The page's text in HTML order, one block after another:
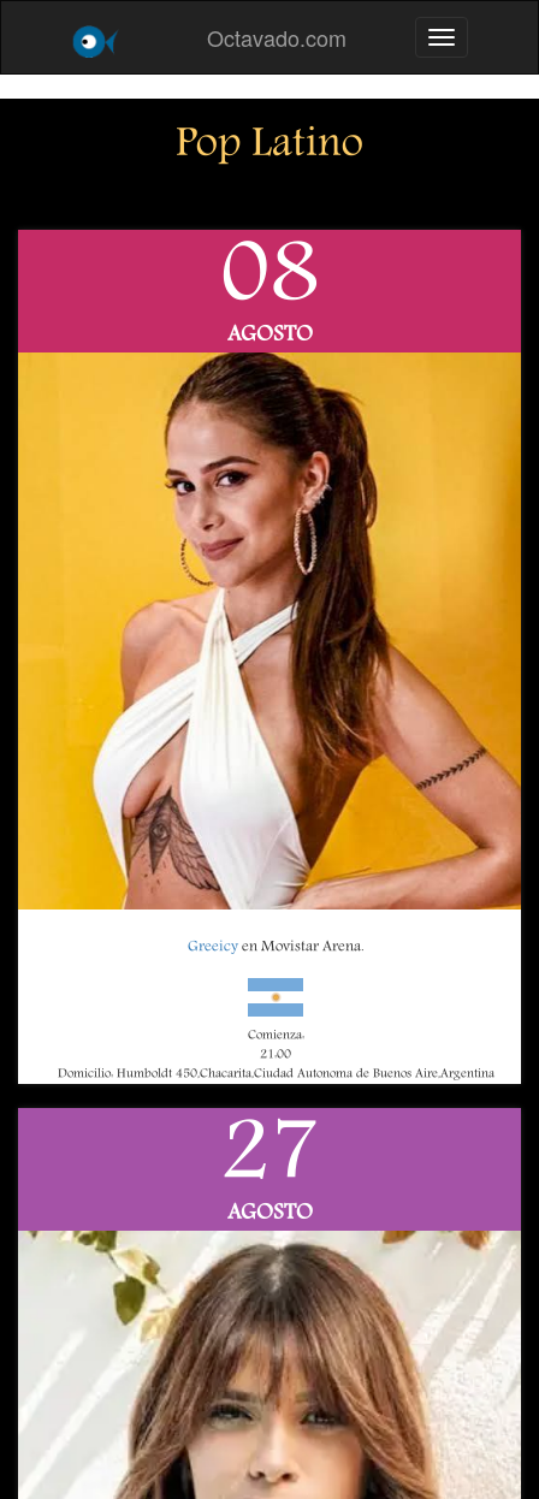
Octavado.com Toggle
Pop Latino
08
AGOSTO
Greeicyen Movistar Arena.
Comienza:
21:00
Domicilio: Humboldt 450,Chacarita,Ciudad Autonoma de Buenos Aire,Argentina
27
AGOSTO